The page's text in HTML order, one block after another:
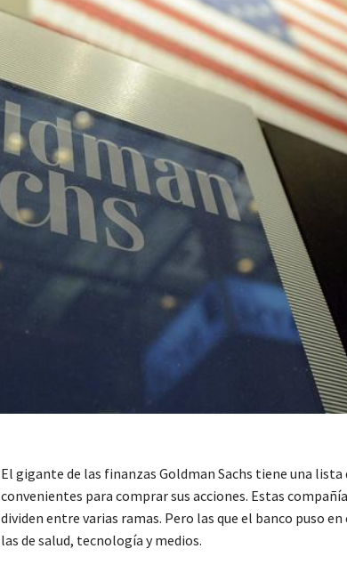
El gigante de las finanzas Goldman Sachs tiene una lista
convenientes para comprar sus acciones. Estas
dividen entre varias ramas. Pero las que el banco puso
las de salud, tecnología y medios.